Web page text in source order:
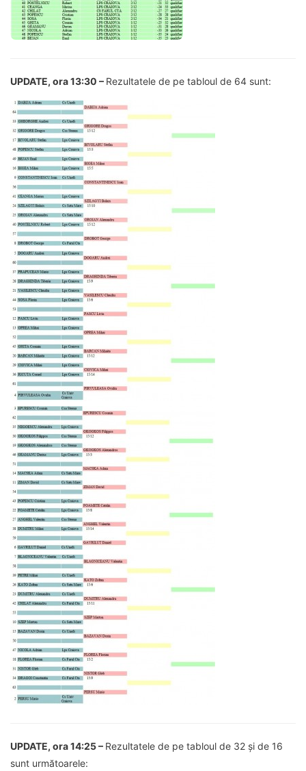
UPDATE, ora 13:30 – Rezultatele de pe tabloul de 64 sunt:
UPDATE, ora 14:25 – Rezultatele de pe tabloul de 32 și de 16
sunt următoarele: